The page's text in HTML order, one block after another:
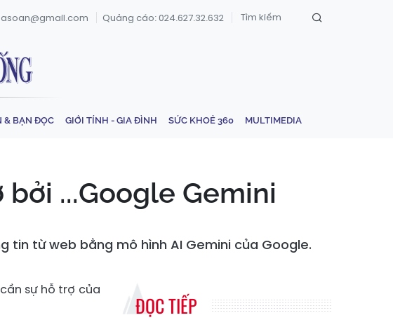
Quảng cáo: 024.627.32.632
& BẠN ĐỌC GIỚI TÍNH - GIA ĐÌNH SỨC KHOẺ 360 MULTIMEDIA
...Google Gemini
từ web bằng mô hình AI Gemini của Google.
sự hỗ trợ của
ĐỌC TIẾP